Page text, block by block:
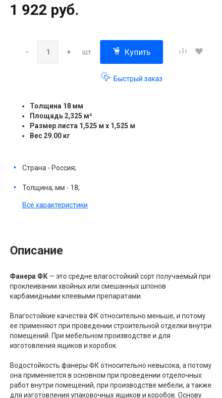
1 922 руб.
- + шт Купить
Быстрый заказ
Толщина 18 мм
Площадь 2,325 м²
Размер листа 1,525 м x 1,525 м
Вес 29.00 кг
Страна - Россия;
Толщина, мм - 18;
Все характеристики
Описание
Фанера ФК — это средне влагостойкий сорт получаемый при
проклеивании хвойных или смешанных шпонов
карбамидными клеевыми препаратами.
Влагостойкие качества ФК относительно меньше, и потому
ее применяют при проведении строительной отделки внутри
помещений. При мебельном производстве и для
изготовления ящиков и коробок.
Водостойкость фанеры ФК относительно невысока, а потому
она применяется в основном при проведении отделочных
работ внутри помещений, при производстве мебели, а также
для изготовления упаковочных ящиков и коробов. Основу